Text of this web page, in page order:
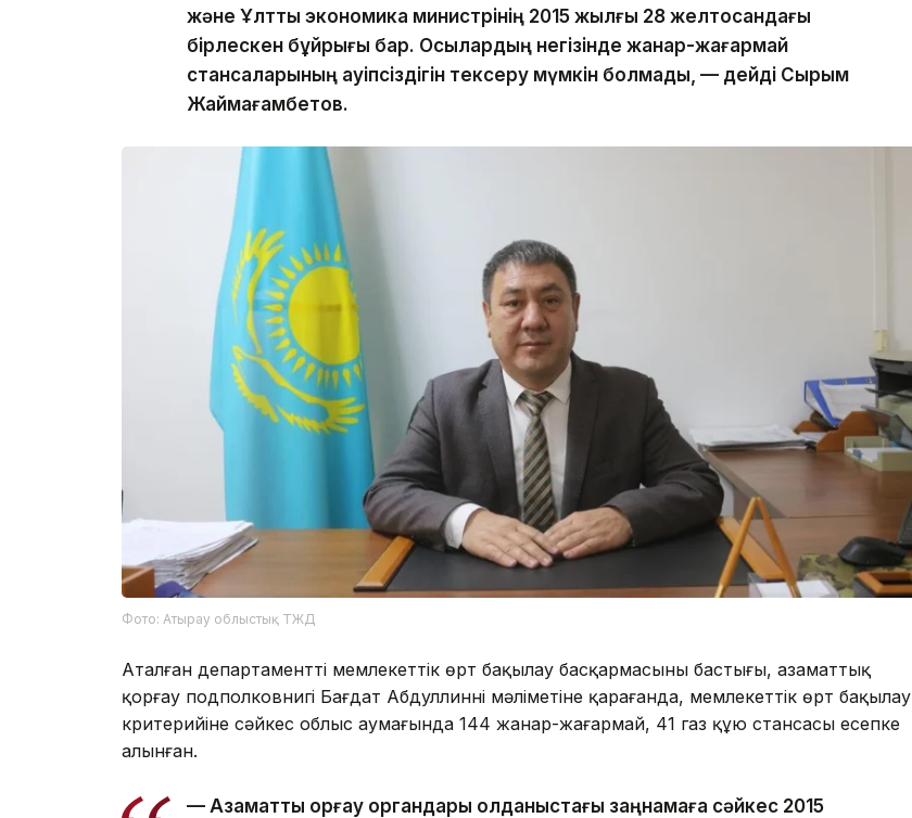
және Ұлттық экономика министрінің 2015 жылғы 28 желтоқсандағы
бірлескен бұйрығы бар. Осылардың негізінде жанар-жағармай
стансаларының қауіпсіздігін тексеру мүмкін болмады, — дейді Сырым
Жаймағамбетов.
Фото: Атырау облыстық ТЖД
Аталған департаменттің мемлекеттік өрт бақылау басқармасының бастығы, азаматтық
қорғау подполковнигі Бағдат Абдуллиннің мәліметіне қарағанда, мемлекеттік өрт бақылау
критерийіне сәйкес облыс аумағында 144 жанар-жағармай, 41 газ құю стансасы есепке
алынған.
— Азаматтық қорғау органдары қолданыстағы заңнамаға сәйкес 2015